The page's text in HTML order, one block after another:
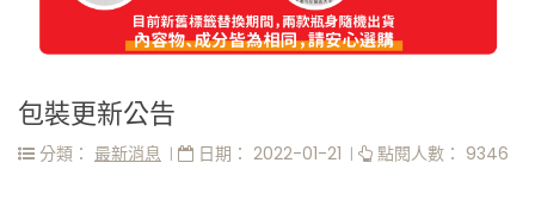
包裝更新公告
分類： 最新消息 日期： 2022-01-21 點閱人數： 9346